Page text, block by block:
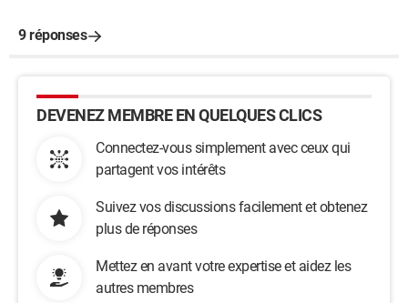
9 réponses
DEVENEZ MEMBRE EN QUELQUES CLICS
Connectez-vous simplement avec ceux qui
partagent vos intérêts
Suivez vos discussions facilement et obtenez
plus de réponses
Mettez en avant votre expertise et aidez les
autres membres